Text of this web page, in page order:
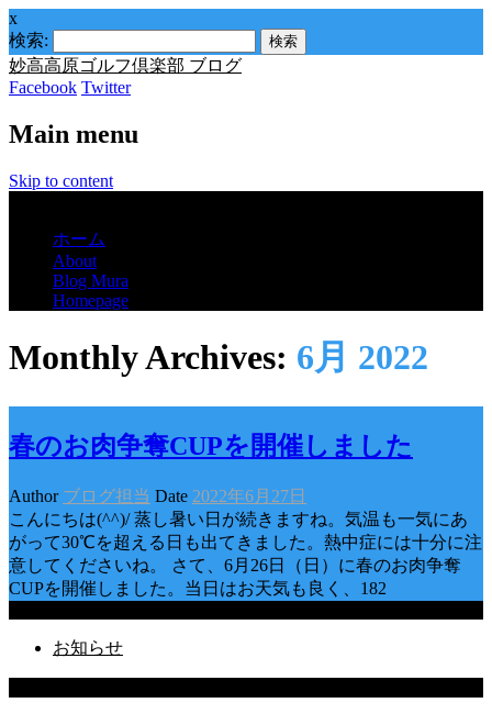
x
検索:
妙高高原ゴルフ倶楽部 ブログ
Facebook Twitter
Main menu
Skip to content
ホーム
About
Blog Mura
Homepage
Monthly Archives: 6月 2022
春のお肉争奪CUPを開催しました
Author ブログ担当 Date 2022年6月27日
こんにちは(^^)/ 蒸し暑い日が続きますね。気温も一気にあ
がって30℃を超える日も出てきました。熱中症には十分に注
意してくださいね。 さて、6月26日（日）に春のお肉争奪
CUPを開催しました。当日はお天気も良く、182
お知らせ